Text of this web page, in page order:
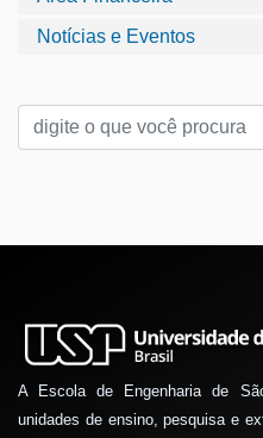
Notícias e Eventos
A Escola de Engenharia de
unidades de ensino, pesquisa e